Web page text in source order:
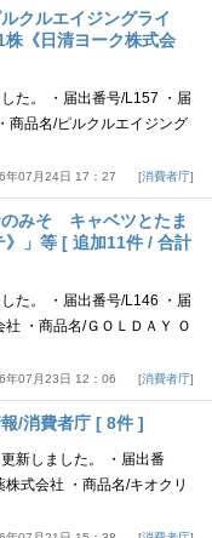
クルエイジングライ
《日清ヨーク株式会
た。 ・届出番号/L157 ・届
商品名/ピルクルエイジング
年07月24日 17：27 消費者庁
みそ キャベツとたま
」等 [ 追加11件 / 合計
た。 ・届出番号/L146 ・届
・商品名/ＧＯＬＤＡＹ Ｏ
年07月23日 12：06 消費者庁
/消費者庁 [ 8件 ]
新しました。 ・届出番
式会社 ・商品名/キオクリ